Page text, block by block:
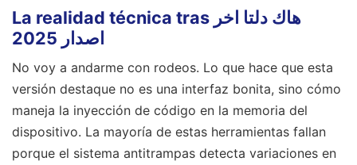
La realidad técnica tras هاك دلتا اخر
اصدار 2025
No voy a andarme con rodeos. Lo que hace que esta
versión destaque no es una interfaz bonita, sino cómo
maneja la inyección de código en la memoria del
dispositivo. La mayoría de estas herramientas fallan
porque el sistema antitrampas detecta variaciones en